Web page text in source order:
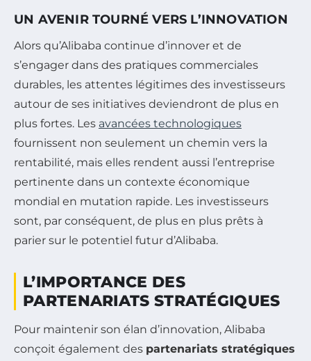
UN AVENIR TOURNÉ VERS L’INNOVATION
Alors qu’Alibaba continue d’innover et de
s’engager dans des pratiques commerciales
durables, les attentes légitimes des investisseurs
autour de ses initiatives deviendront de plus en
plus fortes. Les avancées technologiques
fournissent non seulement un chemin vers la
rentabilité, mais elles rendent aussi l’entreprise
pertinente dans un contexte économique
mondial en mutation rapide. Les investisseurs
sont, par conséquent, de plus en plus prêts à
parier sur le potentiel futur d’Alibaba.
L’IMPORTANCE DES
PARTENARIATS STRATÉGIQUES
Pour maintenir son élan d’innovation, Alibaba
conçoit également des partenariats stratégiques